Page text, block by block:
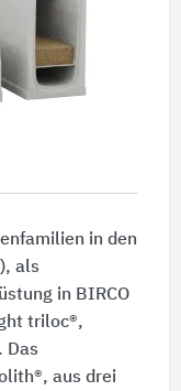
in den
als
in BIRCO
triloc®,
Das
aus drei